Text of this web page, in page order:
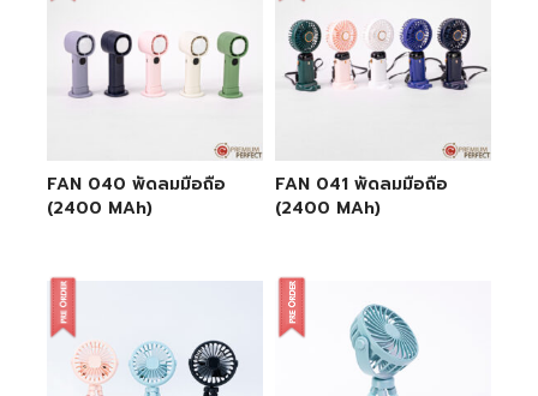
FAN 040 พัดลมมือถือ
(2400 MAh)
FAN 041 พัดลมมือถือ
(2400 MAh)